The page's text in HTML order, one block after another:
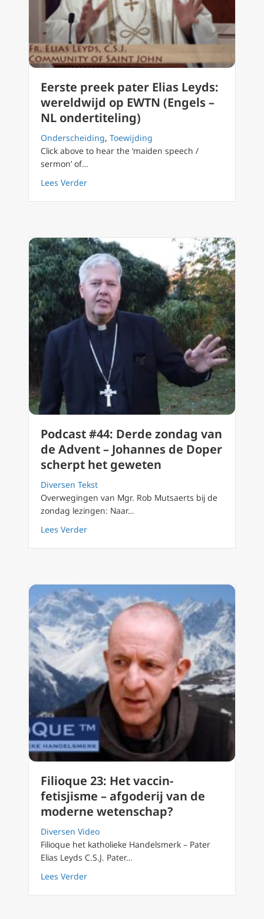
Eerste preek pater Elias Leyds:
wereldwijd op EWTN (Engels –
NL ondertiteling)
Onderscheiding, Toewijding
Click above to hear the ‘maiden speech /
sermon’ of…
Lees Verderabout Eerste preek pater Elias Leyds:
Podcast #44: Derde zondag van
de Advent – Johannes de Doper
scherpt het geweten
Diversen Tekst
Overwegingen van Mgr. Rob Mutsaerts bij de
zondag lezingen: Naar…
Lees Verderabout Podcast #44: Derde zondag van de
Filioque 23: Het vaccin-
fetisjisme – afgoderij van de
moderne wetenschap?
Diversen Video
Filioque het katholieke Handelsmerk – Pater
Elias Leyds C.S.J. Pater…
Lees Verderabout Filioque 23: Het vaccin-fetisjisme –